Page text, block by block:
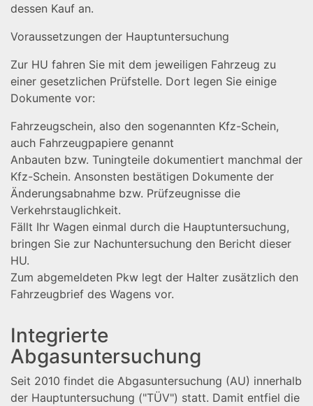
dessen Kauf an.
Voraussetzungen der Hauptuntersuchung
Zur HU fahren Sie mit dem jeweiligen Fahrzeug zu
einer gesetzlichen Prüfstelle. Dort legen Sie einige
Dokumente vor:
Fahrzeugschein, also den sogenannten Kfz-Schein,
auch Fahrzeugpapiere genannt
Anbauten bzw. Tuningteile dokumentiert manchmal der
Kfz-Schein. Ansonsten bestätigen Dokumente der
Änderungsabnahme bzw. Prüfzeugnisse die
Verkehrstauglichkeit.
Fällt Ihr Wagen einmal durch die Hauptuntersuchung,
bringen Sie zur Nachuntersuchung den Bericht dieser
HU.
Zum abgemeldeten Pkw legt der Halter zusätzlich den
Fahrzeugbrief des Wagens vor.
Integrierte
Abgasuntersuchung
Seit 2010 findet die Abgasuntersuchung (AU) innerhalb
der Hauptuntersuchung ("TÜV") statt. Damit entfiel die